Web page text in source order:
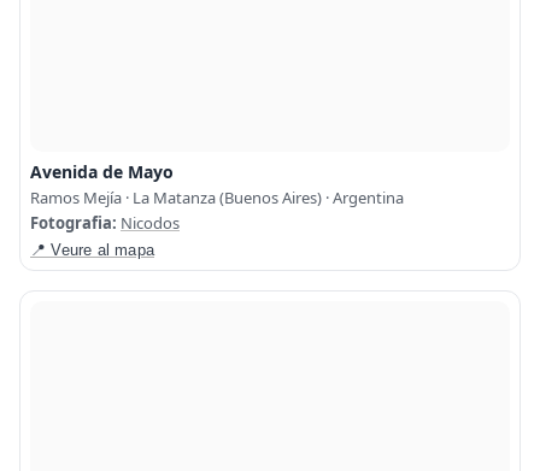
Avenida de Mayo
Ramos Mejía · La Matanza (Buenos Aires) · Argentina
Fotografia: Nicodos
📍 Veure al mapa